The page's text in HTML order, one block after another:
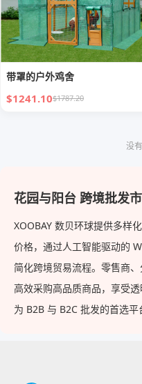
带罩的户外鸡舍
$1241.10$1787.20
没
花园与阳台 跨境批发
XOOBAY 数贝环球提供多样
价格，通过人工智能驱动的
简化跨境贸易流程。零售商
高效采购高品质商品，享受
为 B2B 与 B2C 批发的首选平